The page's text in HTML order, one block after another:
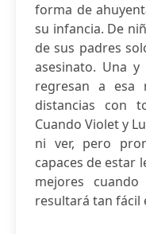
forma de
su infancia. De
de sus padres
asesinato. Una
regresan a esa
distancias con
Cuando Violet y
ni ver, pero
capaces de estar
mejores
resultará tan fácil